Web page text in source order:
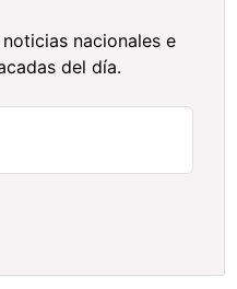
nacionales e
del día.